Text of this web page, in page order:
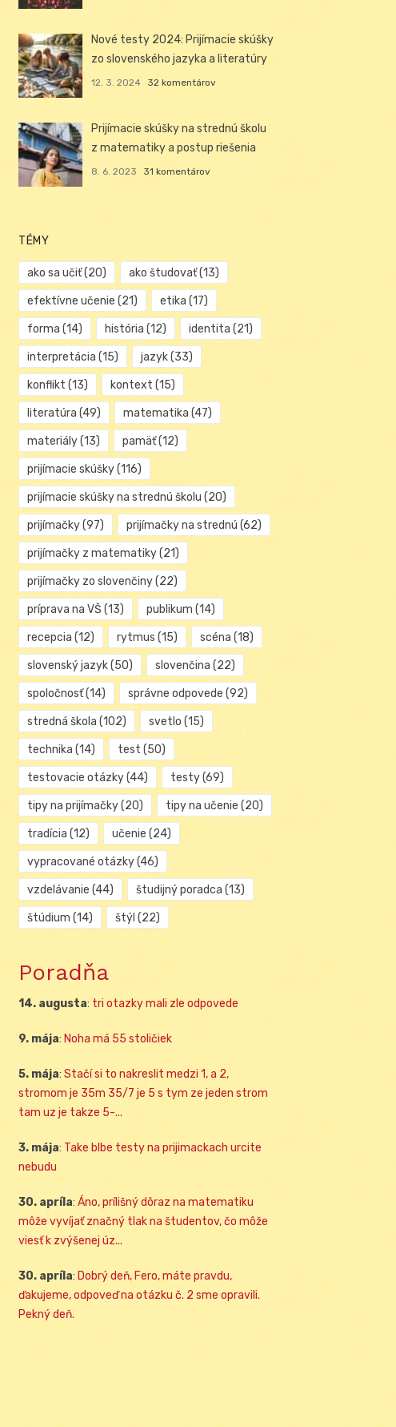
Nové testy 2024: Prijímacie skúšky
zo slovenského jazyka a literatúry
12. 3. 2024 32 komentárov
Prijímacie skúšky na strednú školu
z matematiky a postup riešenia
8. 6. 2023 31 komentárov
TÉMY
ako sa učiť(20) ako študovať(13)
efektívne učenie (21) etika (17)
forma (14) história (12) identita (21)
interpretácia (15) jazyk(33)
konflikt (13) kontext (15)
literatúra (49) matematika (47)
materiály(13) pamäť(12)
prijímacie skúšky(116)
prijímacie skúšky na strednú školu (20)
prijímačky(97) prijímačky na strednú (62)
prijímačky z matematiky(21)
prijímačky zo slovenčiny(22)
príprava na VŠ (13) publikum (14)
recepcia (12) rytmus (15) scéna (18)
slovenský jazyk(50) slovenčina (22)
spoločnosť(14) správne odpovede (92)
stredná škola (102) svetlo (15)
technika (14) test (50)
testovacie otázky(44) testy(69)
tipy na prijímačky(20) tipy na učenie (20)
tradícia (12) učenie (24)
vypracované otázky(46)
vzdelávanie (44) študijný poradca (13)
štúdium (14) štýl (22)
Poradňa
14. augusta: tri otazky mali zle odpovede
9. mája: Noha má 55 stoličiek
5. mája: Stačí si to nakreslit medzi 1, a 2,
stromom je 35m 35/7 je 5 s tym ze jeden strom
tam uz je takze 5-...
3. mája: Take blbe testy na prijimackach urcite
nebudu
30. apríla: Áno, prílišný dôraz na matematiku
môže vyvíjať značný tlak na študentov, čo môže
viesť k zvýšenej úz...
30. apríla: Dobrý deň, Fero, máte pravdu,
ďakujeme, odpoveď na otázku č. 2 sme opravili.
Pekný deň.